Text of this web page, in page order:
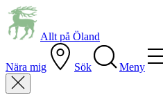
Allt på Öland
Nära mig Sök Meny